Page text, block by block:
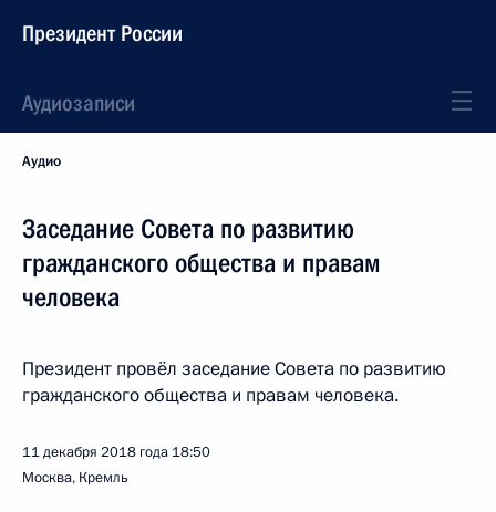
Президент России
Аудиозаписи
Аудио
Заседание Совета по развитию
гражданского общества и правам
человека
Президент провёл заседание Совета по развитию
гражданского общества и правам человека.
11 декабря 2018 года 18:50
Москва, Кремль